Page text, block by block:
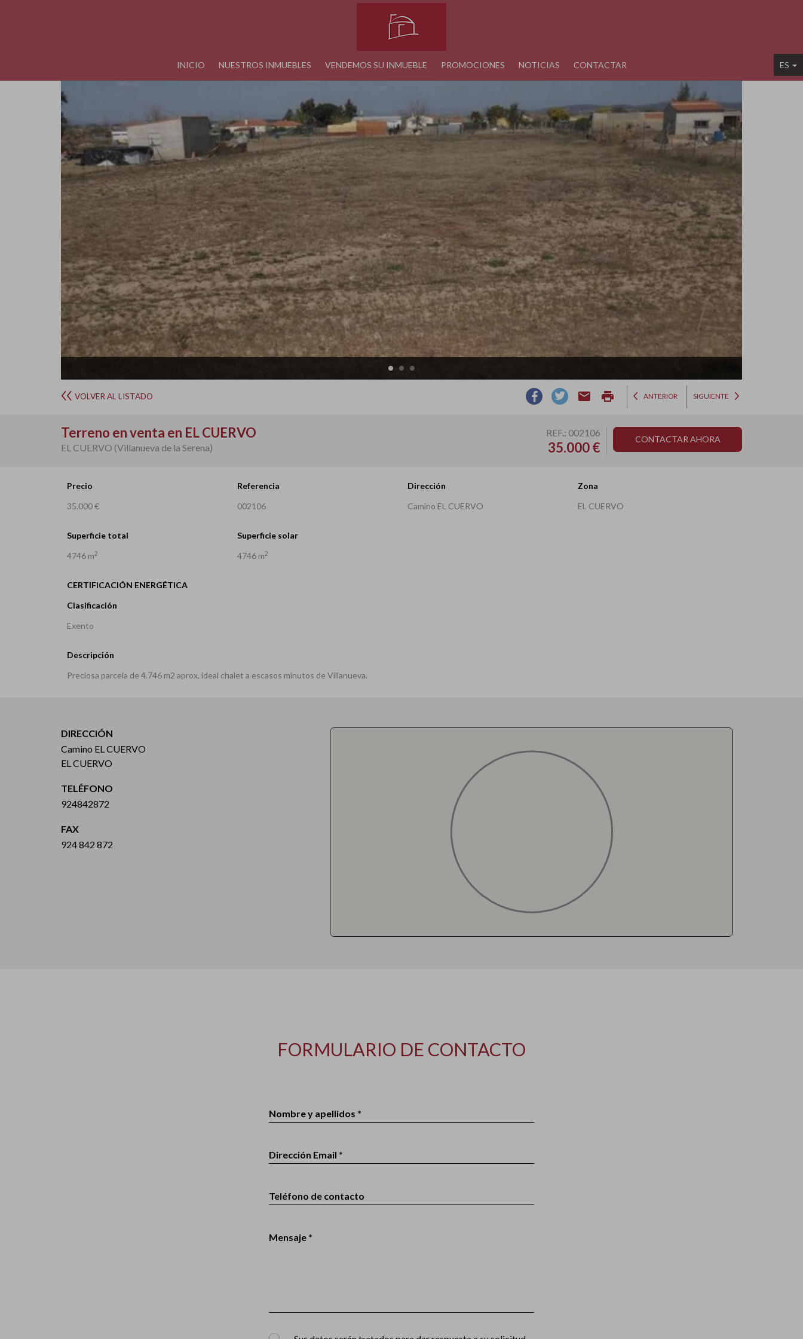
INICIO NUESTROS INMUEBLES VENDEMOS SU INMUEBLE PROMOCIONES NOTICIAS CONTACTAR ES
VOLVER AL LISTADO email print ANTERIOR SIGUIENTE
Terreno en venta en EL CUERVO
EL CUERVO (Villanueva de la Serena)
REF.: 002106
35.000 €
CONTACTAR AHORA
Precio
35.000 €
Referencia
002106
Dirección
Camino EL CUERVO
Zona
EL CUERVO
Superficie total
4746 m2
Superficie solar
4746 m2
CERTIFICACIÓN ENERGÉTICA
Clasificación
Exento
Descripción
Preciosa parcela de 4.746 m2 aprox, ideal chalet a escasos minutos de Villanueva.
DIRECCIÓN
Camino EL CUERVO
EL CUERVO
TELÉFONO
924842872
FAX
924 842 872
FORMULARIO DE CONTACTO
Nombre y apellidos *
Dirección Email *
Teléfono de contacto
Mensaje *